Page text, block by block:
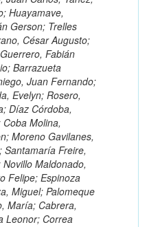
Huayamave,
Gerson; Trelles
César Augusto;
Fabián
Barrazueta
Juan Fernando;
Evelyn; Rosero,
Díaz Córdoba,
Coba Molina,
Moreno Gavilanes,
Santamaría Freire,
Novillo Maldonado,
Felipe; Espinoza
Miguel; Palomeque
María; Cabrera,
Leonor; Correa